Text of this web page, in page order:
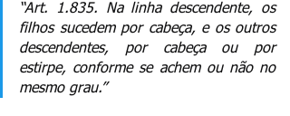
“Art. 1.835. Na linha descendente, os
filhos sucedem por cabeça, e os outros
descendentes, por cabeça ou por
estirpe, conforme se achem ou não no
mesmo grau.”